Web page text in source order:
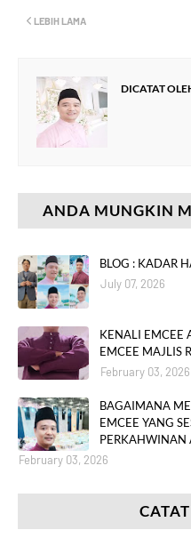
LEBIH LAMA
DICATAT
ANDA MUNGKIN
BLOG : KADAR
July 07, 2026
KENALI EMCEE
EMCEE MAJLIS
February 03, 2026
BAGAIMANA
EMCEE YANG
PERKAHWINAN
February 03, 2026